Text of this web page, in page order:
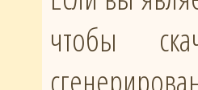
чтобы